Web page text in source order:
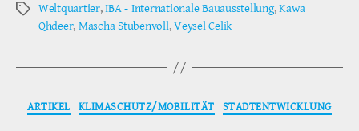
Schlagwörter
Weltquartier,IBA - Internationale Bauausstellung,Kawa
Qhdeer, Mascha Stubenvoll,Veysel Celik
Kategorien
ARTIKEL KLIMASCHUTZ/MOBILITÄT STADTENTWICKLUNG